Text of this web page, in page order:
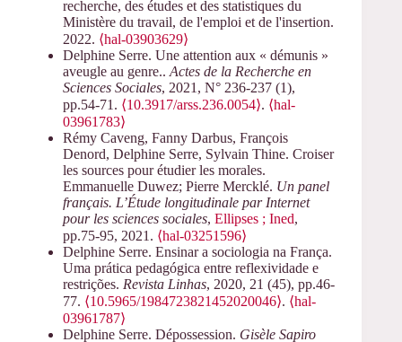
recherche, des études et des statistiques du
Ministère du travail, de l'emploi et de l'insertion.
2022. ⟨hal-03903629⟩
Delphine Serre. Une attention aux « démunis »
aveugle au genre.. Actes de la Recherche en
Sciences Sociales, 2021, N° 236-237 (1),
pp.54-71. ⟨10.3917/arss.236.0054⟩. ⟨hal-
03961783⟩
Rémy Caveng, Fanny Darbus, François
Denord, Delphine Serre, Sylvain Thine. Croiser
les sources pour étudier les morales.
Emmanuelle Duwez; Pierre Mercklé. Un panel
français. L’Étude longitudinale par Internet
pour les sciences sociales, Ellipses ; Ined,
pp.75-95, 2021. ⟨hal-03251596⟩
Delphine Serre. Ensinar a sociologia na França.
Uma prática pedagógica entre reflexividade e
restrições. Revista Linhas, 2020, 21 (45), pp.46-
77. ⟨10.5965/1984723821452020046⟩. ⟨hal-
03961787⟩
Delphine Serre. Dépossession. Gisèle Sapiro